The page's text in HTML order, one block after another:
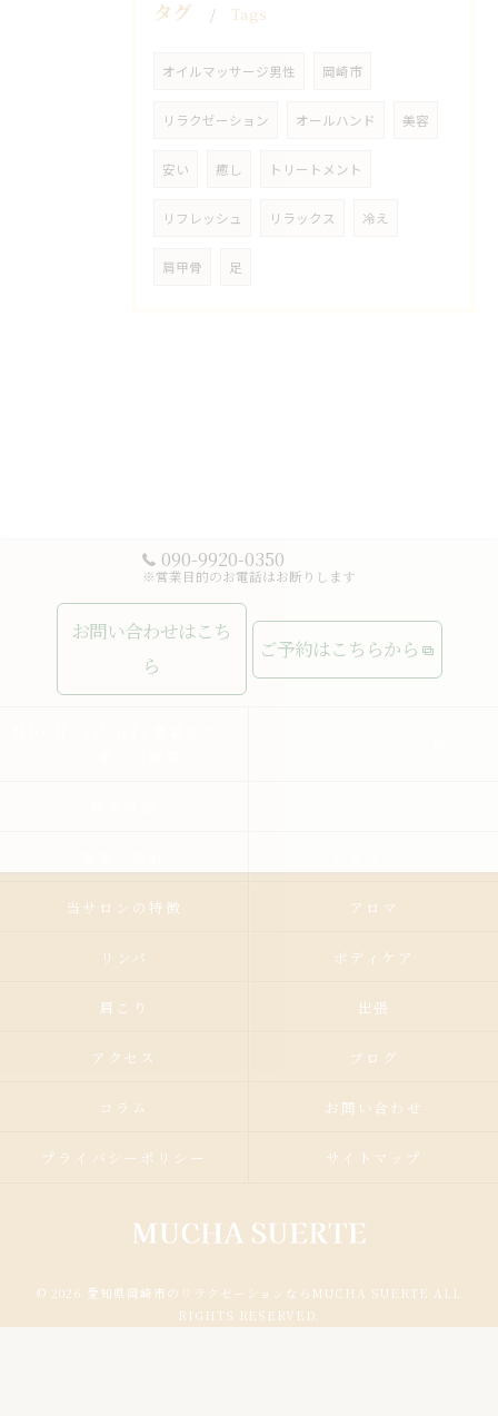
タグ Tags
オイルマッサージ男性 岡崎市
リラクゼーション オールハンド 美容
安い 癒し トリートメント
リフレッシュ リラックス 冷え
肩甲骨 足
090-9920-0350
※営業目的のお電話はお断りします
お問い合わせはこち
ら
ご予約はこちらから
当サロンの特徴 アロマ
リンパ ボディケア
肩こり 出張
アクセス ブログ
コラム お問い合わせ
プライバシーポリシー サイトマップ
© 2026 愛知県岡崎市のリラクゼーションならMUCHA SUERTE ALL
RIGHTS RESERVED.